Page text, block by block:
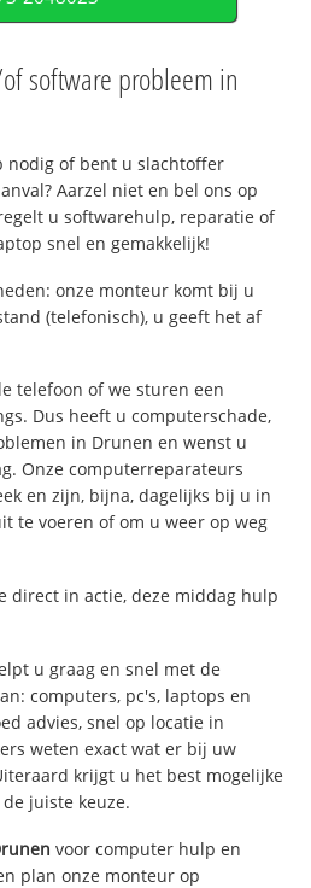
software probleem in
nodig of bent u slachtoffer
Aarzel niet en bel ons op
u softwarehulp, reparatie of
snel en gemakkelijk!
onze monteur komt bij u
(telefonisch), u geeft het af
telefoon of we sturen een
Dus heeft u computerschade,
in Drunen en wenst u
Onze computerreparateurs
en zijn, bijna, dagelijks bij u in
te voeren of om u weer op weg
direct in actie, deze middag hulp
u graag en snel met de
computers, pc's, laptops en
advies, snel op locatie in
weten exact wat er bij uw
krijgt u het best mogelijke
juiste keuze.
voor computer hulp en
plan onze monteur op